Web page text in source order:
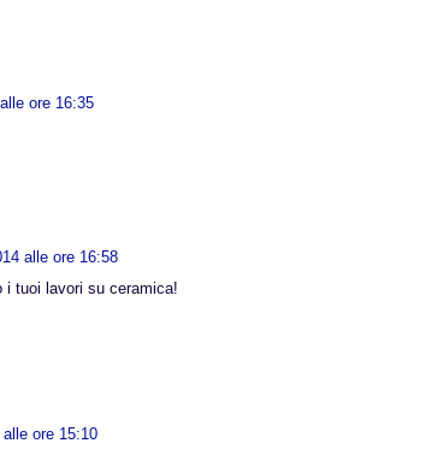
ore 16:35
alle ore 16:58
i tuoi lavori su ceramica!
ore 15:10